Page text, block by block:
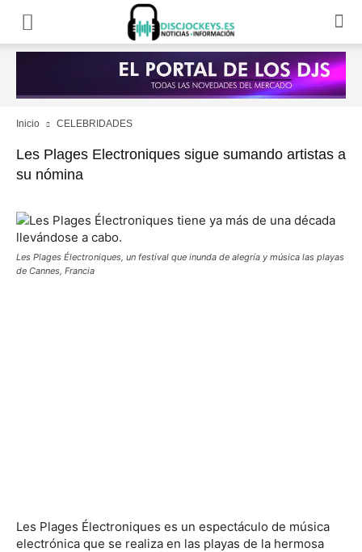
Inicio CELEBRIDADES
Les Plages Electroniques sigue sumando artistas a
su nómina
Les Plages Électroniques, un festival que inunda de alegría y música las playas
de Cannes, Francia
Les Plages Électroniques es un espectáculo de música
electrónica que se realiza en las playas de la hermosa